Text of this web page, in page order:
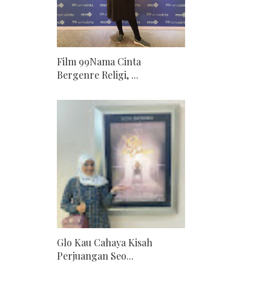
Film 99Nama Cinta
Bergenre Religi, ...
Glo Kau Cahaya Kisah
Perjuangan Seo...